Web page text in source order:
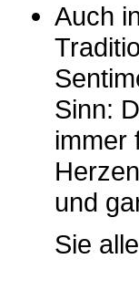
Auch
Sinn:
immer
und
Sie